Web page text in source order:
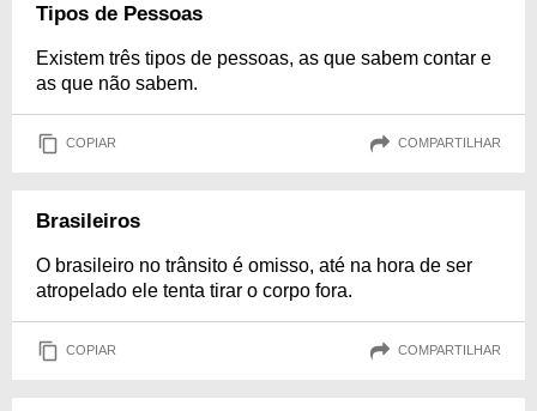
Tipos de Pessoas
Existem três tipos de pessoas, as que sabem contar e
as que não sabem.
COPIAR COMPARTILHAR
Brasileiros
O brasileiro no trânsito é omisso, até na hora de ser
atropelado ele tenta tirar o corpo fora.
COPIAR COMPARTILHAR